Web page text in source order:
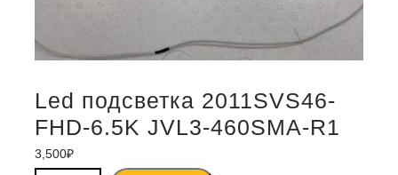
Led подсветка 2011SVS46-
FHD-6.5K JVL3-460SMA-R1
3,500₽